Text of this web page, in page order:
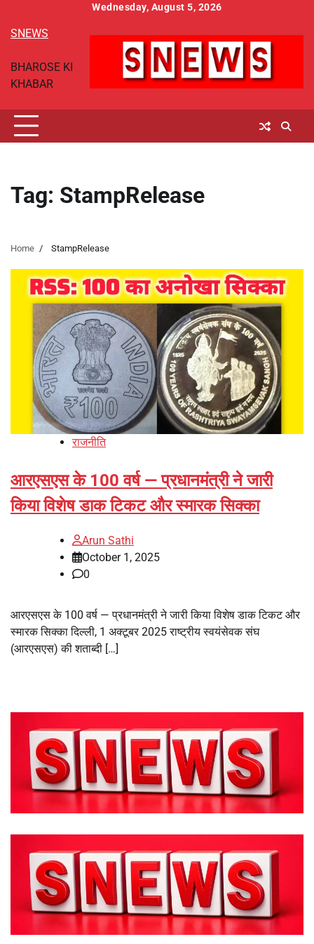
content
Wednesday, August 5, 2026
SNEWS
BHAROSE KI
KHABAR
Tag: StampRelease
Home StampRelease
राजनीति
आरएसएस के 100 वर्ष — प्रधानमंत्री ने जारी
किया विशेष डाक टिकट और स्मारक सिक्का
Arun Sathi
October 1, 2025
0
आरएसएस के 100 वर्ष — प्रधानमंत्री ने जारी किया विशेष डाक टिकट और
स्मारक सिक्का दिल्ली, 1 अक्टूबर 2025 राष्ट्रीय स्वयंसेवक संघ
(आरएसएस) की शताब्दी […]